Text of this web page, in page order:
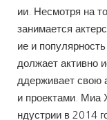
ии. Несмотря на
занимается
ие и
должает активно
ддерживает свою
и проектами. Миа
ндустрии в 2014